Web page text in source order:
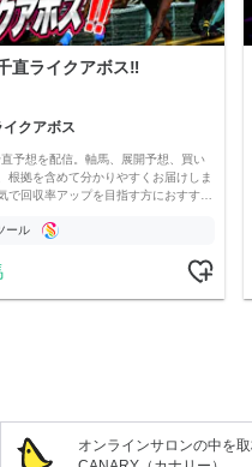
直ライクアボス‼️
イクアボス
予想を配信。軸馬、展開予想、買い
根拠を含めて分かりやすくお届けしま
で回収率アップを目指す方におすす…
ール
オンラインサロンの中を